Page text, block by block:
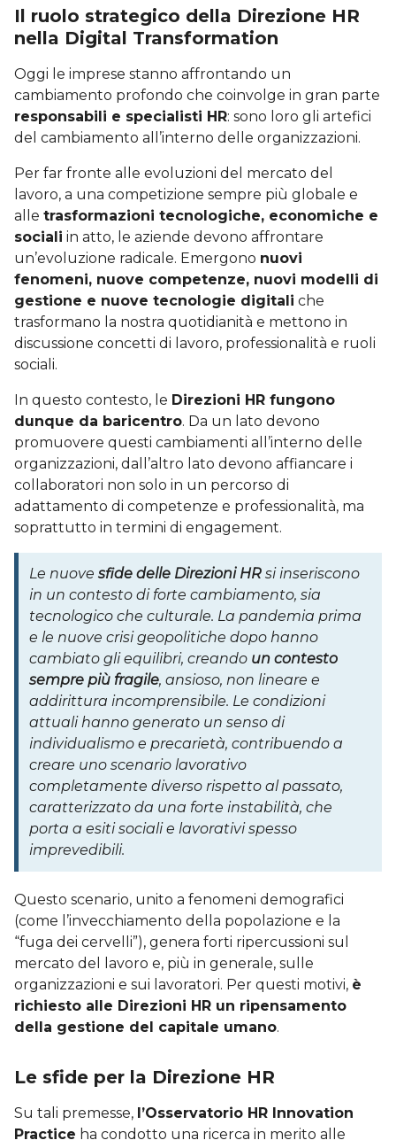
Il ruolo strategico della Direzione HR
nella Digital Transformation
Oggi le imprese stanno affrontando un
cambiamento profondo che coinvolge in gran parte
responsabili e specialisti HR: sono loro gli artefici
del cambiamento all’interno delle organizzazioni.
Per far fronte alle evoluzioni del mercato del
lavoro, a una competizione sempre più globale e
alle trasformazioni tecnologiche, economiche e
sociali in atto, le aziende devono affrontare
un’evoluzione radicale. Emergono nuovi
fenomeni, nuove competenze, nuovi modelli di
gestione e nuove tecnologie digitali che
trasformano la nostra quotidianità e mettono in
discussione concetti di lavoro, professionalità e ruoli
sociali.
In questo contesto, le Direzioni HR fungono
dunque da baricentro. Da un lato devono
promuovere questi cambiamenti all’interno delle
organizzazioni, dall’altro lato devono affiancare i
collaboratori non solo in un percorso di
adattamento di competenze e professionalità, ma
soprattutto in termini di engagement.
Le nuove sfide delle Direzioni HR si inseriscono
in un contesto di forte cambiamento, sia
tecnologico che culturale. La pandemia prima
e le nuove crisi geopolitiche dopo hanno
cambiato gli equilibri, creando un contesto
sempre più fragile, ansioso, non lineare e
addirittura incomprensibile. Le condizioni
attuali hanno generato un senso di
individualismo e precarietà, contribuendo a
creare uno scenario lavorativo
completamente diverso rispetto al passato,
caratterizzato da una forte instabilità, che
porta a esiti sociali e lavorativi spesso
imprevedibili.
Questo scenario, unito a fenomeni demografici
(come l’invecchiamento della popolazione e la
“fuga dei cervelli”), genera forti ripercussioni sul
mercato del lavoro e, più in generale, sulle
organizzazioni e sui lavoratori. Per questi motivi, è
richiesto alle Direzioni HR un ripensamento
della gestione del capitale umano.
Le sfide per la Direzione HR
Su tali premesse, l’Osservatorio HR Innovation
Practice ha condotto una ricerca in merito alle